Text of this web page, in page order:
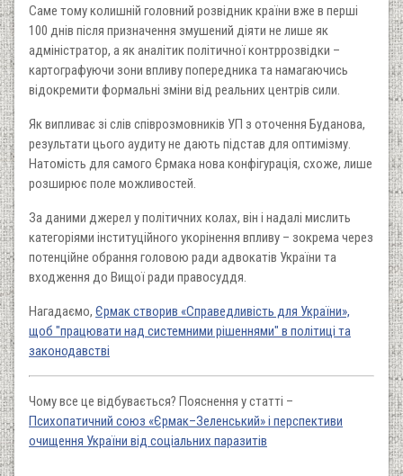
Саме тому колишній головний розвідник країни вже в перші
100 днів після призначення змушений діяти не лише як
адміністратор, а як аналітик політичної контррозвідки –
картографуючи зони впливу попередника та намагаючись
відокремити формальні зміни від реальних центрів сили.
Як випливає зі слів співрозмовників УП з оточення Буданова,
результати цього аудиту не дають підстав для оптимізму.
Натомість для самого Єрмака нова конфігурація, схоже, лише
розширює поле можливостей.
За даними джерел у політичних колах, він і надалі мислить
категоріями інституційного укорінення впливу – зокрема через
потенційне обрання головою ради адвокатів України та
входження до Вищої ради правосуддя.
Нагадаємо, Єрмак створив «Справедливість для України»,
щоб "працювати над системними рішеннями" в політиці та
законодавстві
Чому все це відбувається? Пояснення у статті –
Психопатичний союз «Єрмак–Зеленський» і перспективи
очищення України від соціальних паразитів